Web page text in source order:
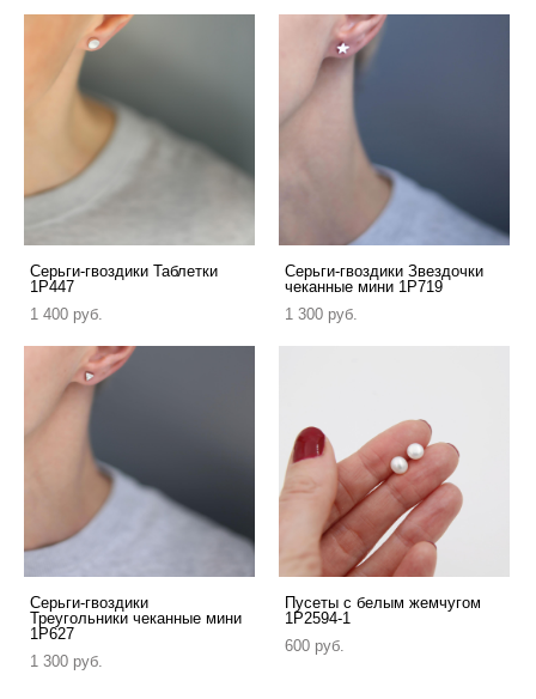
Серьги-гвоздики Таблетки
1P447
1 400 pуб.
Серьги-гвоздики Звездочки
чеканные мини 1P719
1 300 pуб.
Серьги-гвоздики
Треугольники чеканные мини
1P627
1 300 pуб.
Пусеты с белым жемчугом
1P2594-1
600 pуб.